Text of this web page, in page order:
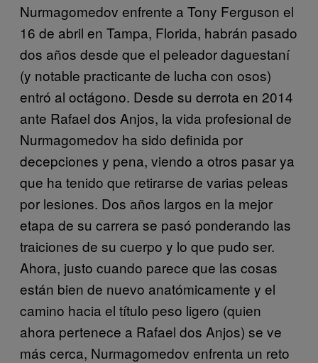
Nurmagomedov enfrente a Tony Ferguson el
16 de abril en Tampa, Florida, habrán pasado
dos años desde que el peleador daguestaní
(y notable practicante de lucha con osos)
entró al octágono. Desde su derrota en 2014
ante Rafael dos Anjos, la vida profesional de
Nurmagomedov ha sido definida por
decepciones y pena, viendo a otros pasar ya
que ha tenido que retirarse de varias peleas
por lesiones. Dos años largos en la mejor
etapa de su carrera se pasó ponderando las
traiciones de su cuerpo y lo que pudo ser.
Ahora, justo cuando parece que las cosas
están bien de nuevo anatómicamente y el
camino hacia el título peso ligero (quien
ahora pertenece a Rafael dos Anjos) se ve
más cerca, Nurmagomedov enfrenta un reto